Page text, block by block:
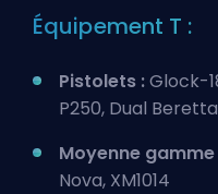
Équipement T :
Pistolets :Glock-
P250, Dual
Moyenne gamme
Nova, XM1014